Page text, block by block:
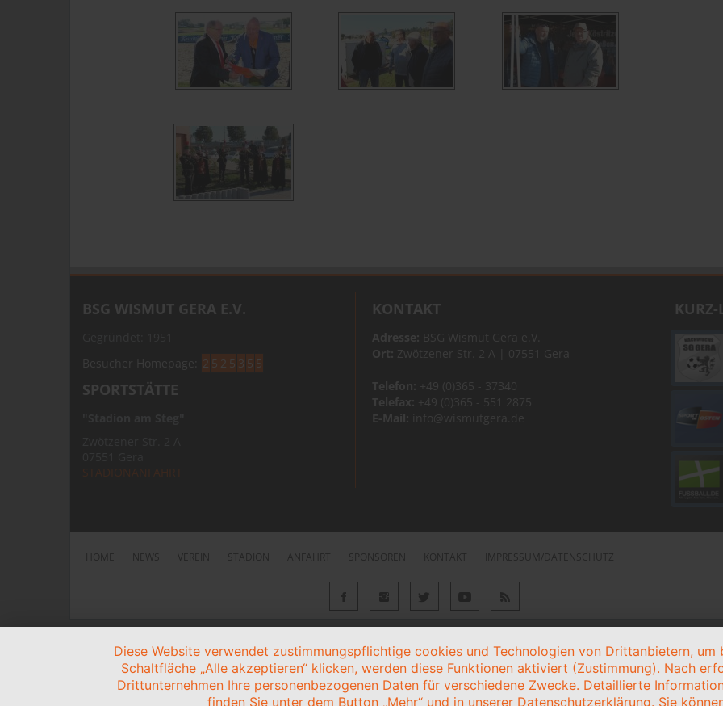
BSG WISMUT GERA E.V.
Besucher Homepage:
2 5 2 5 3 5 5
SPORTSTÄTTE
STADIONANFAHRT
KONTAKT
Adresse: BSG Wismut Gera e.V.
Ort: Zwötzener Str. 2 A | 07551 Gera
Telefon:
+49 (0)365 - 37340
Telefax:
+49 (0)365 - 551 2875
E-Mail:
info@wismutgera.de
HOME NEWS VEREIN STADION ANFAHRT SPONSOREN KONTAKT IMPRESSUM/DATENSCHUTZ
Diese Website verwendet zustimmungspflichtige cookies und Technologien von Drittanbietern,
Schaltfläche „Alle akzeptieren“ klicken, werden diese Funktionen aktiviert (Zustimmung). Nach
Drittunternehmen Ihre personenbezogenen Daten für verschiedene Zwecke. Detaillierte
finden Sie unter dem Button „Mehr“ und in unserer Datenschutzerklärung. Sie